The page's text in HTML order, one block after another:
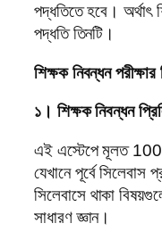
পদ্ধতিতে হবে। অর্থাৎ
পদ্ধতি তিনটি।
শিক্ষক নিবন্ধন
১। শিক্ষক নিবন্ধন
এই এস্টেপে মূলত 100
যেখানে পূর্বে
সিলেবাসে থাকা
সাধারণ জ্ঞান।